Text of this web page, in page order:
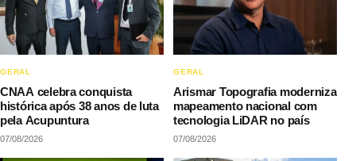
GERAL
CNAA celebra conquista
histórica após 38 anos de luta
pela Acupuntura
07/08/2026
GERAL
Arismar Topografia moderniza
mapeamento nacional com
tecnologia LiDAR no país
07/08/2026